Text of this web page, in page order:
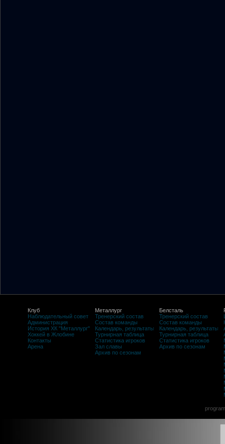
Клуб
Наблюдательный совет
Администрация
История ХК "Металлург"
Хоккей в Жлобине
Контакты
Арена
Металлург
Тренерский состав
Состав команды
Календарь, результаты
Турнирная таблица
Статистика игроков
Зал славы
Архив по сезонам
Белсталь
Тренерский состав
Состав команды
Календарь, результаты
Турнирная таблица
Статистика игроков
Архив по сезонам